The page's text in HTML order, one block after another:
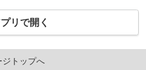
リで開く
ジトップへ